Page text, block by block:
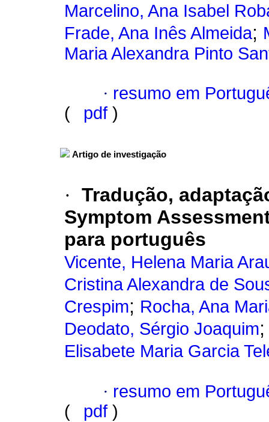
Marcelino, Ana Isabel
Frade, Ana Inês Almeida;
Maria Alexandra Pinto
· resumo em
(
pdf )
Artigo de investigação
· Tradução,
Symptom
para português
Vicente, Helena Maria
Cristina Alexandra de
Crespim; Rocha, Ana
Deodato, Sérgio Joaquim
Elisabete Maria Garcia
· resumo em
(
pdf )